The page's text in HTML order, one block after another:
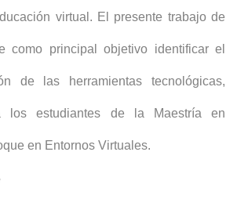
virtual. El presente trabajo de
como principal objetivo identificar el
de las herramientas tecnológicas,
los estudiantes de la Maestría en
en Entornos Virtuales.